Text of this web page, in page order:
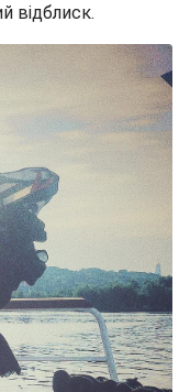
відблиск.